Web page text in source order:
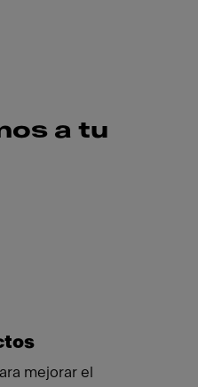
a tu
mejorar el